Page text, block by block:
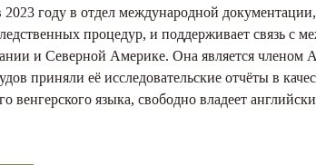
году в отдел международной
процедур, и поддерживает связь с
и Северной Америке. Она является членом
приняли её исследовательские отчёты в
венгерского языка, свободно владеет